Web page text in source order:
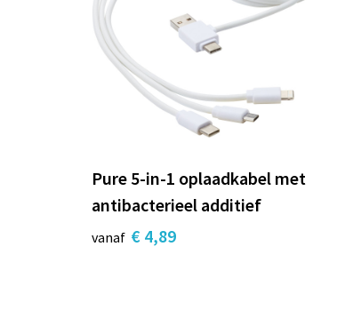
Pure 5-in-1 oplaadkabel met
antibacterieel additief
vanaf € 4,89